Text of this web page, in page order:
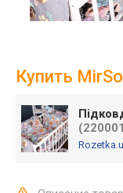
Купить